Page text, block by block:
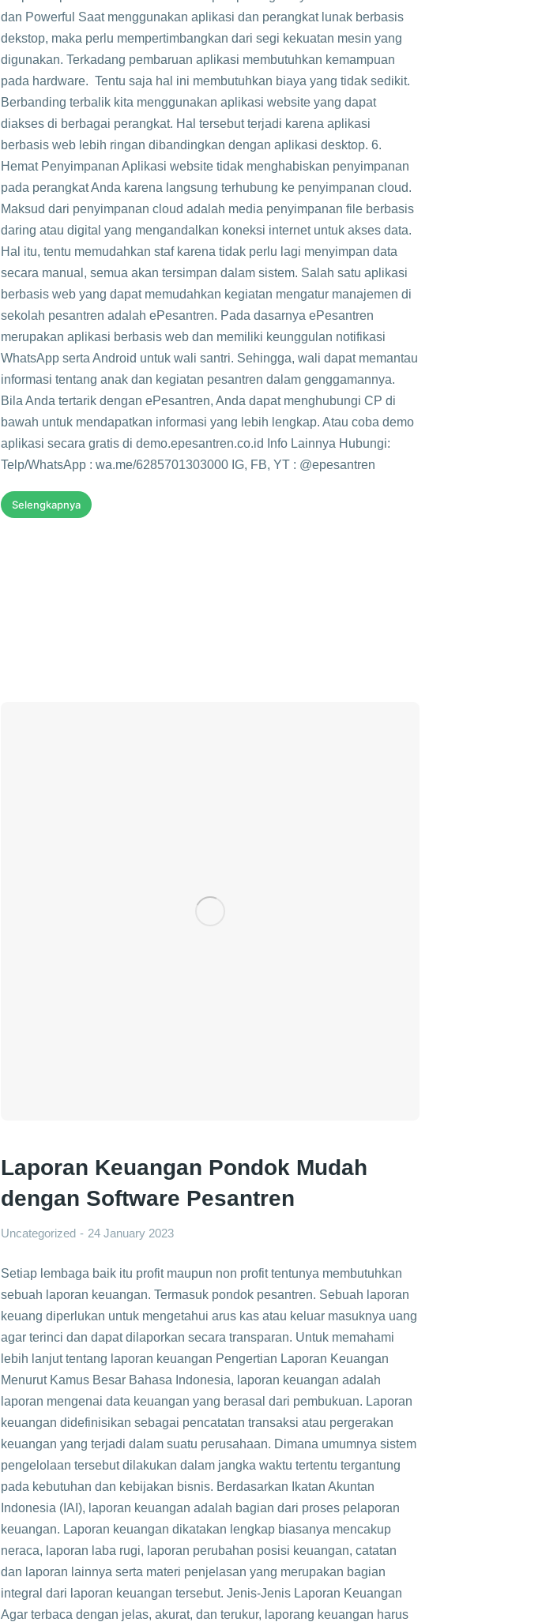
dan Powerful Saat menggunakan aplikasi dan perangkat lunak berbasis
dekstop, maka perlu mempertimbangkan dari segi kekuatan mesin yang
digunakan. Terkadang pembaruan aplikasi membutuhkan kemampuan
pada hardware. Tentu saja hal ini membutuhkan biaya yang tidak sedikit.
Berbanding terbalik kita menggunakan aplikasi website yang dapat
diakses di berbagai perangkat. Hal tersebut terjadi karena aplikasi
berbasis web lebih ringan dibandingkan dengan aplikasi desktop. 6.
Hemat Penyimpanan Aplikasi website tidak menghabiskan penyimpanan
pada perangkat Anda karena langsung terhubung ke penyimpanan cloud.
Maksud dari penyimpanan cloud adalah media penyimpanan file berbasis
daring atau digital yang mengandalkan koneksi internet untuk akses data.
Hal itu, tentu memudahkan staf karena tidak perlu lagi menyimpan data
secara manual, semua akan tersimpan dalam sistem. Salah satu aplikasi
berbasis web yang dapat memudahkan kegiatan mengatur manajemen di
sekolah pesantren adalah ePesantren. Pada dasarnya ePesantren
merupakan aplikasi berbasis web dan memiliki keunggulan notifikasi
WhatsApp serta Android untuk wali santri. Sehingga, wali dapat memantau
informasi tentang anak dan kegiatan pesantren dalam genggamannya.
Bila Anda tertarik dengan ePesantren, Anda dapat menghubungi CP di
bawah untuk mendapatkan informasi yang lebih lengkap. Atau coba demo
aplikasi secara gratis di demo.epesantren.co.id Info Lainnya Hubungi:
Telp/WhatsApp : wa.me/6285701303000 IG, FB, YT : @epesantren
Selengkapnya
Laporan Keuangan Pondok Mudah
dengan Software Pesantren
Uncategorized 24 January 2023
Setiap lembaga baik itu profit maupun non profit tentunya membutuhkan
sebuah laporan keuangan. Termasuk pondok pesantren. Sebuah laporan
keuang diperlukan untuk mengetahui arus kas atau keluar masuknya uang
agar terinci dan dapat dilaporkan secara transparan. Untuk memahami
lebih lanjut tentang laporan keuangan Pengertian Laporan Keuangan
Menurut Kamus Besar Bahasa Indonesia, laporan keuangan adalah
laporan mengenai data keuangan yang berasal dari pembukuan. Laporan
keuangan didefinisikan sebagai pencatatan transaksi atau pergerakan
keuangan yang terjadi dalam suatu perusahaan. Dimana umumnya sistem
pengelolaan tersebut dilakukan dalam jangka waktu tertentu tergantung
pada kebutuhan dan kebijakan bisnis. Berdasarkan Ikatan Akuntan
Indonesia (IAI), laporan keuangan adalah bagian dari proses pelaporan
keuangan. Laporan keuangan dikatakan lengkap biasanya mencakup
neraca, laporan laba rugi, laporan perubahan posisi keuangan, catatan
dan laporan lainnya serta materi penjelasan yang merupakan bagian
integral dari laporan keuangan tersebut. Jenis-Jenis Laporan Keuangan
Agar terbaca dengan jelas, akurat, dan terukur, laporang keuangan harus